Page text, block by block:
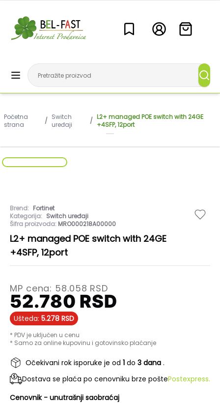
Početna
strana
/ Switch
uređaji
/ L2+ managed POE switch with 24GE
+4SFP, 12port
Brend: Fortinet
Kategorija: Switch uređaji
Šifra proizvoda: MRO000218A00000
L2+ managed POE switch with 24GE
+4SFP, 12port
MP cena: 58.058 RSD
52.780 RSD
Ušteda: 5.278 RSD
* PDV je uključen u cenu
* Samo za online kupovinu i gotovinsko plaćanje
Očekivani rok isporuke je od 1 do 3 dana .
Dostava se plaća po cenovniku brze poštePostexpress.
Cenovnik - unutrašnji saobraćaj